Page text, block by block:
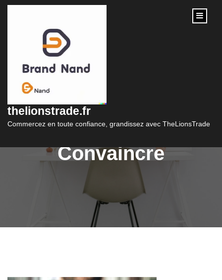
content
thelionstrade.fr
Commercez en toute confiance, grandissez avec TheLionsTrade
La Communication
Marketing : L’Art de
Séduire et
Convaincre